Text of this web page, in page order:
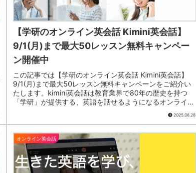
【学研のオンライン英会話 Kimini英会話】
9/1(月)まで最大50レッスン無料キャンペー
ン開催中
この記事では【学研のオンライン英会話 Kimini英会話】
9/1(月)まで最大50レッスン無料キャンペーンをご紹介い
たします。kimini英会話は教育業界で80年の歴史を持つ
「学研」が提供する、英語を話せるようになるオンライン
2025.08.28
オンライン英会話